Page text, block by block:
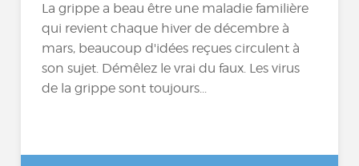
La grippe a beau être une maladie familière
qui revient chaque hiver de décembre à
mars, beaucoup d'idées reçues circulent à
son sujet. Démêlez le vrai du faux. Les virus
de la grippe sont toujours...